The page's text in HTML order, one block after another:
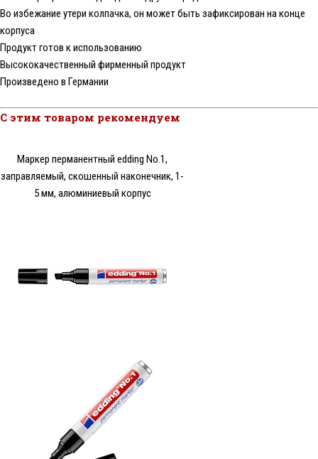
Во избежание утери колпачка, он может быть зафиксирован на конце
корпуса
Продукт готов к использованию
Высококачественный фирменный продукт
Произведено в Германии
С этим товаром рекомендуем
Маркер перманентный edding No.1,
заправляемый, скошенный наконечник, 1-
5 мм, алюминиевый корпус